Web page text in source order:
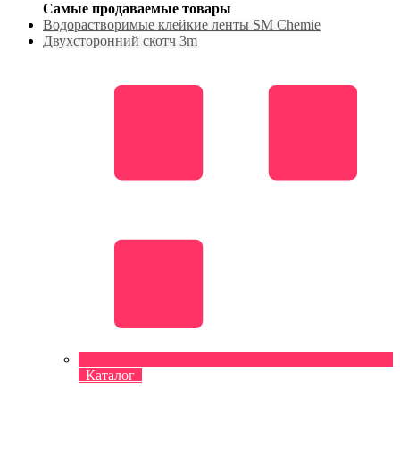
Самые продаваемые товары
Водорастворимые клейкие ленты SM Chemie
Двухсторонний скотч 3m
Каталог